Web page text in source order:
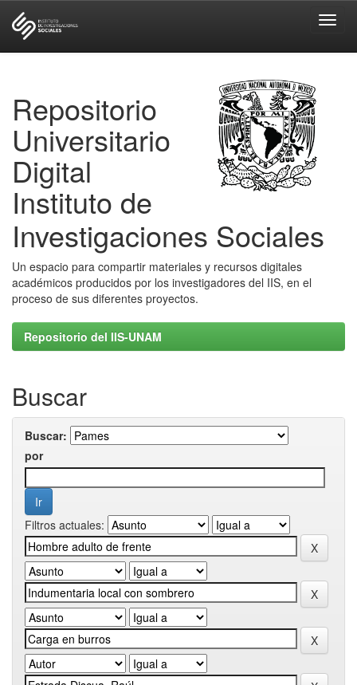
Repositorio
Universitario
Digital
Instituto de
Investigaciones Sociales
Un espacio para compartir materiales y recursos digitales
académicos producidos por los investigadores del IIS, en el
proceso de sus diferentes proyectos.
Repositorio del IIS-UNAM
Buscar
Buscar:
por
Filtros actuales: